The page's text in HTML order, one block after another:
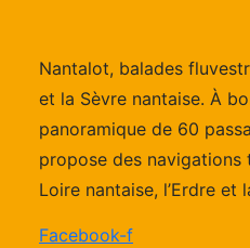
Nantalot, balades
et la Sèvre nantaise. À
panoramique de 60
propose des navigations
Loire nantaise, l’Erdre et
Facebook-f